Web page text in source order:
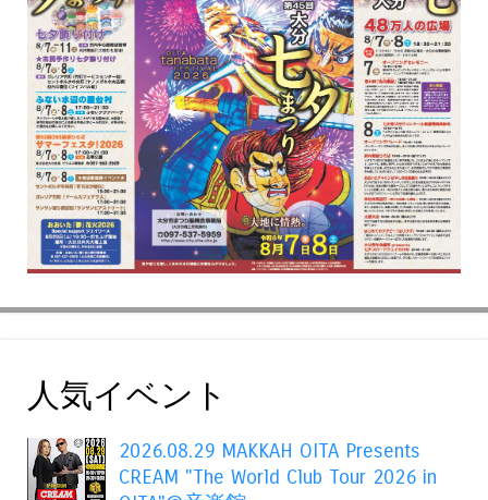
人気イベント
2026.08.29 MAKKAH OITA Presents
CREAM "The World Club Tour 2026 in